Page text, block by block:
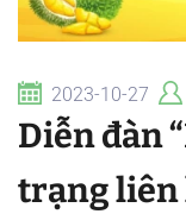
2023-10-27
Diễn đàn
trạng liên